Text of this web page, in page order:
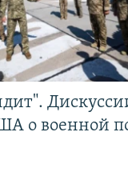
о военной